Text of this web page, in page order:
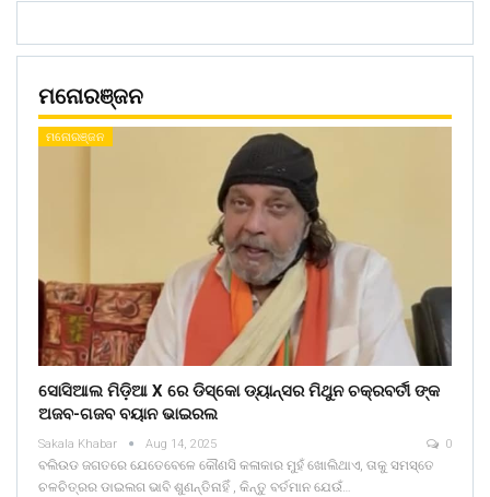
ମନୋରଞ୍ଜନ
ମନୋରଞ୍ଜନ
ସୋସିଆଲ ମିଡ଼ିଆ X ରେ ଡିସ୍କୋ ଡ୍ୟାନ୍ସର ମିଥୁନ ଚକ୍ରବର୍ତୀ ଙ୍କ
ଅଜବ-ଗଜବ ବୟାନ ଭାଇରଲ
Sakala Khabar Aug 14, 2025 0
ବଲିଉଡ ଜଗତରେ ଯେତେବେଳେ କୌଣସି କଳାକାର ମୁହଁ ଖୋଲିଥାଏ, ତାକୁ ସମସ୍ତେ
ଚଳଚିତ୍ରର ଡାଇଲଗ ଭାବି ଶୁଣନ୍ତିନାହିଁ , କିନ୍ତୁ ବର୍ତମାନ ଯେଉଁ…